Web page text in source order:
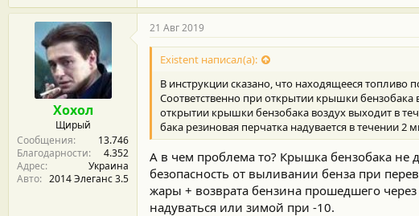
Хохол
Щирый
Сообщения
13.746
Благодарности
4.352
Адрес
Украина
Авто
2014 Элеганс 3.5
21 Авг 2019
Existent написал(а):
В инструкции сказано, что находящееся
Соответственно при открытии крышки
открытии крышки бензобака воздух выходит в
бака резиновая перчатка надувается в течении
А в чем проблема то? Крышка бензобака не
безопасность от выливании бенза при
жары + возврата бензина прошедшего
надуваться или зимой при -10.